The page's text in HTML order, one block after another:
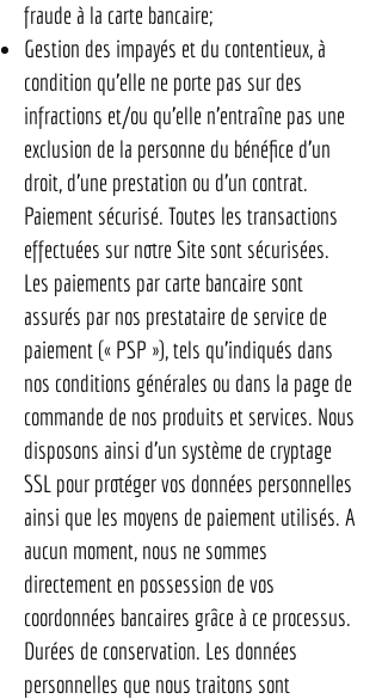
fraude à la carte bancaire;
Gestion des impayés et du contentieux, à
condition qu’elle ne porte pas sur des
infractions et/ou qu’elle n’entraîne pas une
exclusion de la personne du bénéfice d’un
droit, d’une prestation ou d’un contrat.
Paiement sécurisé. Toutes les transactions
effectuées sur notre Site sont sécurisées.
Les paiements par carte bancaire sont
assurés par nos prestataire de service de
paiement (« PSP »), tels qu’indiqués dans
nos conditions générales ou dans la page de
commande de nos produits et services. Nous
disposons ainsi d’un système de cryptage
SSL pour protéger vos données personnelles
ainsi que les moyens de paiement utilisés. A
aucun moment, nous ne sommes
directement en possession de vos
coordonnées bancaires grâce à ce processus.
Durées de conservation. Les données
personnelles que nous traitons sont